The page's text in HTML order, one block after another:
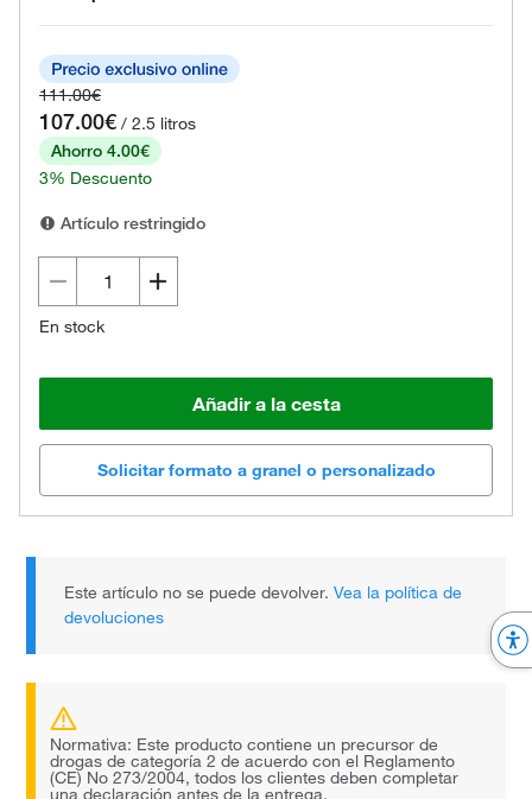
111.00€
107.00€ / 2.5 litros
Ahorro 4.00€
3% Descuento
Artículo restringido
En stock
Añadir a la cesta
Solicitar formato a granel o personalizado
Este artículo no se puede devolver.Vea la política de
devoluciones
Normativa: Este producto contiene un precursor de
drogas de categoría 2 de acuerdo con el Reglamento
(CE) No 273/2004, todos los clientes deben completar
una declaración antes de la entrega.